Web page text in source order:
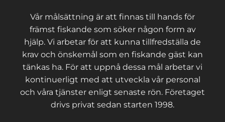
Vår målsättning är att finnas till hands för
främst fiskande som söker någon form av
hjälp. Vi arbetar för att kunna tillfredställa de
krav och önskemål som en fiskande gäst kan
tänkas ha. För att uppnå dessa mål arbetar vi
kontinuerligt med att utveckla vår personal
och våra tjänster enligt senaste rön. Företaget
drivs privat sedan starten 1998.